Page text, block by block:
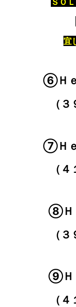
宜
⑥Ｈｅ
（
⑦Ｈｅ
（
⑧Ｈ
（
⑨Ｈ
（